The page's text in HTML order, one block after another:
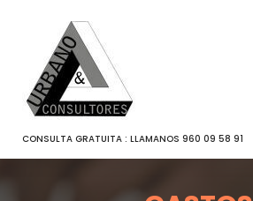
CONTENIDO
CONSULTA GRATUITA : LLAMANOS 960 09 58 91